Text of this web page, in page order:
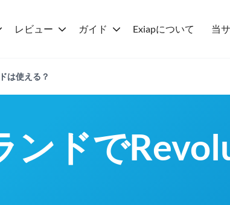
レビュー ガイド Exiapについて 当
は使える？
ンドで